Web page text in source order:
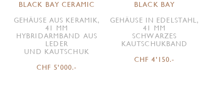
BLACK BAY CERAMIC
GEHÄUSE AUS KERAMIK,
41 MM
HYBRIDARMBAND AUS
LEDER
UND KAUTSCHUK
CHF 5'000.-
BLACK BAY
GEHÄUSE IN EDELSTAHL,
41 MM
SCHWARZES
KAUTSCHUKBAND
CHF 4'150.-